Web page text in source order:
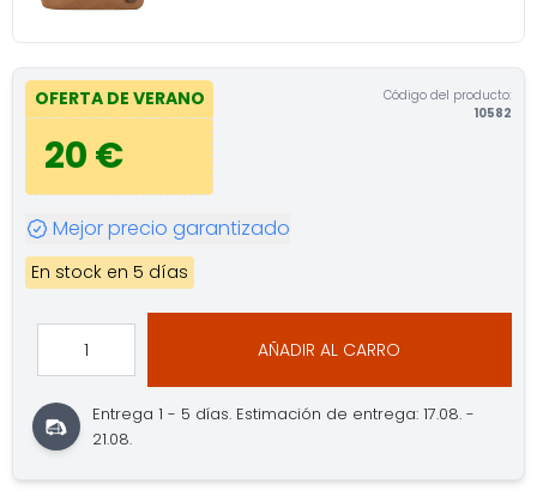
OFERTA DE VERANO
20 €
Código del producto:
10582
Mejor precio garantizado
En stock en 5 días
AÑADIR AL CARRO
Entrega 1 - 5 días. Estimación de entrega: 17.08. -
21.08.